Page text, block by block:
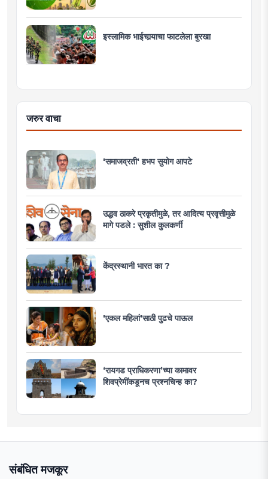
इस्लामिक भाईचार्‍याचा फाटलेला बुरखा
जरुर वाचा
'समाजव्रती' हभप सुयोग आपटे
उद्धव ठाकरे प्रकृतीमुळे, तर आदित्य प्रवृत्तीमुळे
मागे पडले : सुशील कुलकर्णी
केंद्रस्थानी भारत का ?
'एकल महिलां'साठी पुढचे पाऊल
‘रायगड प्राधिकरणा’च्या कामावर
शिवप्रेमींकडूनच प्रश्नचिन्ह का?
संबंधित मजकूर